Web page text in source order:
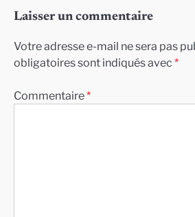
Laisser un commentaire
Votre adresse e-mail ne sera pas
obligatoires sont indiqués avec *
Commentaire*